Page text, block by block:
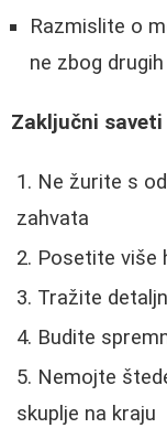
Razmislite o
ne zbog drugih
Zaključni saveti
Ne žurite s
zahvata
Posetite više
Tražite
Budite
Nemojte
skuplje na kraju